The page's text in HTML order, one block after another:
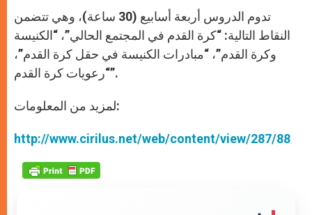
تدوم الدروس أربعة أسابيع (30 ساعة)، وهي تتضمن
النقاط التالية: “كرة القدم في المجتمع الحالي”، “الكنيسة
وكرة القدم”، “مبادرات الكنيسة في حقل كرة القدم”،
“رعويات كرة القدم”.
لمزيد من المعلومات:
http://www.cirilus.net/web/content/view/287/88